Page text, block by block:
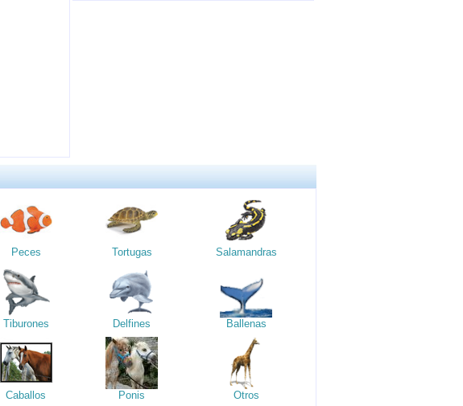
Peces Tortugas Salamandras
Tiburones Delfines Ballenas
Caballos Ponis Otros